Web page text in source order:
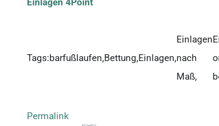
Tags:barfußlaufen,Bettung,Einlagen,
Einlagen
nach
Maß,
Permalink